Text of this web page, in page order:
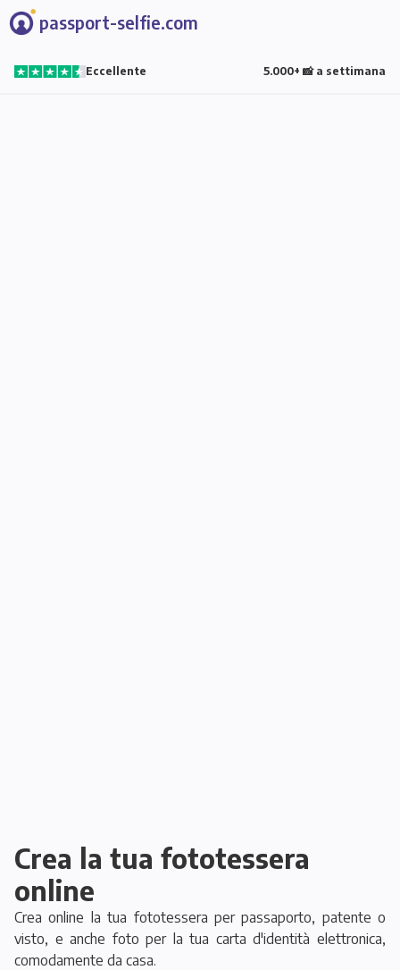
passport-selfie.com
Eccellente 5.000+ 📸 a settimana
Crea la tua fototessera
online
Crea online la tua fototessera per passaporto, patente o
visto, e anche foto per la tua carta d'identità elettronica,
comodamente da casa.